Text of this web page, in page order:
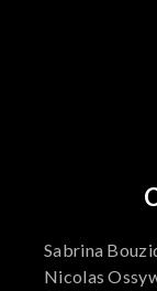
Sabrina
Nicolas